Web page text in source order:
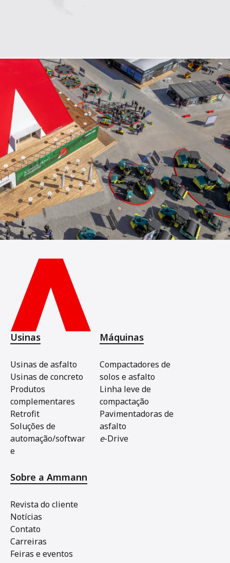
Usinas
Usinas de asfalto
Usinas de concreto
Produtos
complementares
Retrofit
Soluções de
automação/softwar
e
Máquinas
Compactadores de
solos e asfalto
Linha leve de
compactação
Pavimentadoras de
asfalto
e-Drive
Sobre a Ammann
Revista do cliente
Notícias
Contato
Carreiras
Feiras e eventos